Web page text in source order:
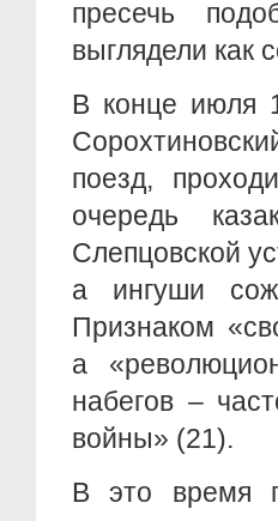
пресечь
выглядели как
В конце июля
поезд,
очередь
Слепцовской
а ингуши
Признаком
а
набегов –
войны» (21).
В это время